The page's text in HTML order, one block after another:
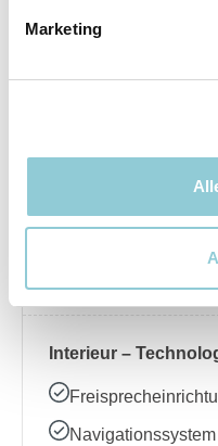
MarketingDachreling
Interieur – Komfort
Beheizbares
Interieur –
Navigationssystem